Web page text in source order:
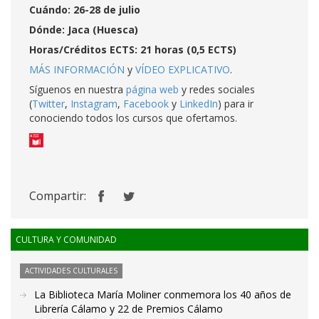
Cuándo: 26-28 de julio
Dónde: Jaca (Huesca)
Horas/Créditos ECTS: 21 horas (0,5 ECTS)
MÁS INFORMACIÓN y VÍDEO EXPLICATIVO.
Síguenos en nuestra página web y redes sociales
(Twitter, Instagram, Facebook y LinkedIn) para ir
conociendo todos los cursos que ofertamos.
Compartir:
CULTURA Y COMUNIDAD
ACTIVIDADES CULTURALES
La Biblioteca María Moliner conmemora los 40 años de
Librería Cálamo y 22 de Premios Cálamo